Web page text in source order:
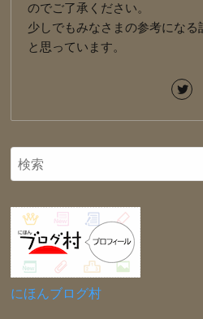
のでご了承ください。
少しでもみなさまの参考になる
と思っています。
にほんブログ村